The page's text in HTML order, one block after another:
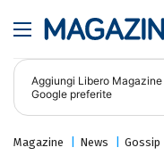
Aggiungi Libero Magazine
Google preferite
Magazine News Gossip